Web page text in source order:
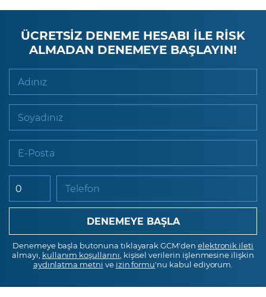
ÜCRETSİZ DENEME HESABI İLE RİSK
ALMADAN DENEMEYE BAŞLAYIN!
Adınız
Soyadınız
E-Posta
Telefon
Denemeye başla butonuna tıklayarak GCM'den elektronik ileti
almayı, kullanım koşullarını , kişisel verilerin işlenmesine ilişkin
aydınlatma metni ve izin formu'nu kabul ediyorum.